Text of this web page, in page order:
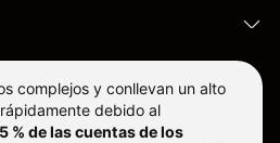
complejos y conllevan un alto
debido al
% de las cuentas de los